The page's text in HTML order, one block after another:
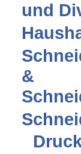
und
&